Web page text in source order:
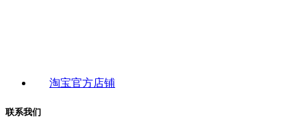
淘宝官方店铺
联系我们